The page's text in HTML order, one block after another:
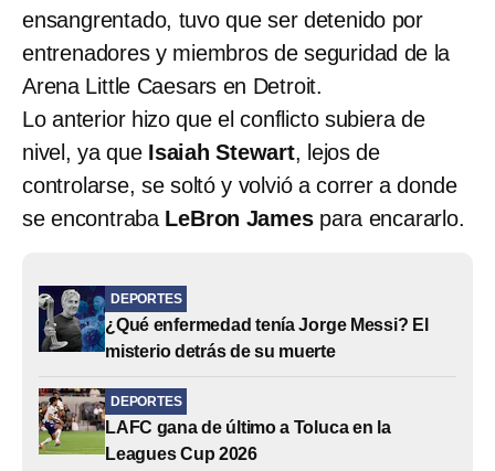
ensangrentado, tuvo que ser detenido por
entrenadores y miembros de seguridad de la
Arena Little Caesars en Detroit.
Lo anterior hizo que el conflicto subiera de
nivel, ya que Isaiah Stewart, lejos de
controlarse, se soltó y volvió a correr a donde
se encontraba LeBron Jamespara encararlo.
DEPORTES
¿Qué enfermedad tenía Jorge Messi? El
misterio detrás de su muerte
DEPORTES
LAFC gana de último a Toluca en la
Leagues Cup 2026